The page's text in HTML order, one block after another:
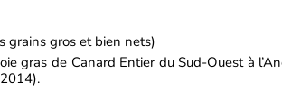
grains gros et bien nets)
gras de Canard Entier du Sud-Ouest à